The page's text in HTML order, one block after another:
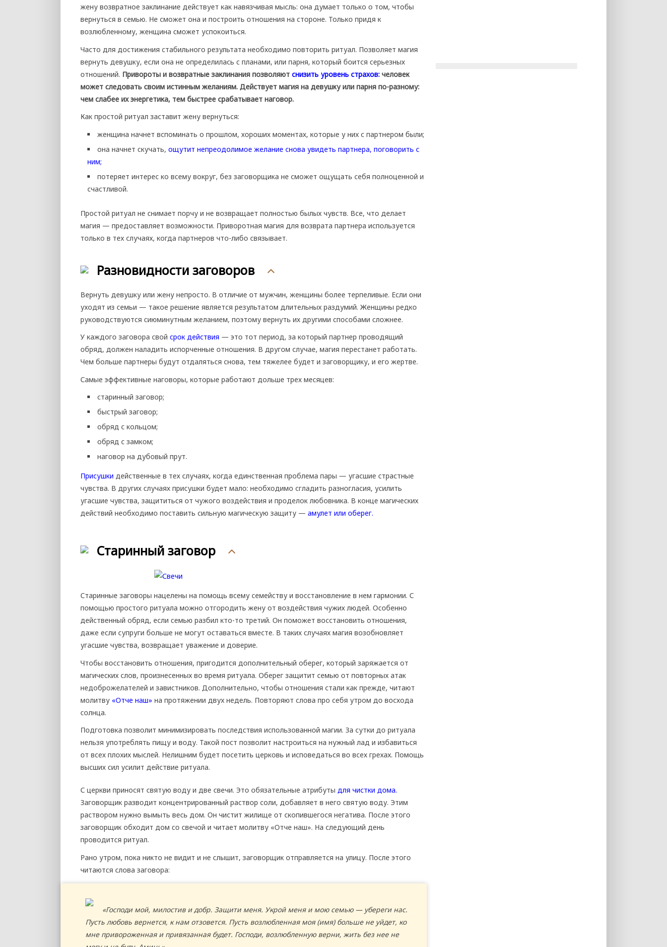
жену возвратное заклинание действует как навязчивая мысль: она думает только о том, чтобы
вернуться в семью. Не сможет она и построить отношения на стороне. Только придя к
возлюбленному, женщина сможет успокоиться.
Часто для достижения стабильного результата необходимо повторить ритуал. Позволяет магия
вернуть девушку, если она не определилась с планами, или парня, который боится серьезных
отношений. Привороты и возвратные заклинания позволяют снизить уровень страхов: человек
может следовать своим истинным желаниям. Действует магия на девушку или парня по-разному:
чем слабее их энергетика, тем быстрее срабатывает наговор.
Как простой ритуал заставит жену вернуться:
женщина начнет вспоминать о прошлом, хороших моментах, которые у них с партнером были;
она начнет скучать, ощутит непреодолимое желание снова увидеть партнера, поговорить с
ним;
потеряет интерес ко всему вокруг, без заговорщика не сможет ощущать себя полноценной и
счастливой.
Простой ритуал не снимает порчу и не возвращает полностью былых чувств. Все, что делает
магия — предоставляет возможности. Приворотная магия для возврата партнера используется
только в тех случаях, когда партнеров что-либо связывает.
Разновидности заговоров
Вернуть девушку или жену непросто. В отличие от мужчин, женщины более терпеливые. Если они
уходят из семьи — такое решение является результатом длительных раздумий. Женщины редко
руководствуются сиюминутным желанием, поэтому вернуть их другими способами сложнее.
У каждого заговора свой срок действия — это тот период, за который партнер проводящий
обряд, должен наладить испорченные отношения. В другом случае, магия перестанет работать.
Чем больше партнеры будут отдаляться снова, тем тяжелее будет и заговорщику, и его жертве.
Самые эффективные наговоры, которые работают дольше трех месяцев:
старинный заговор;
быстрый заговор;
обряд с кольцом;
обряд с замком;
наговор на дубовый прут.
Присушки действенные в тех случаях, когда единственная проблема пары — угасшие страстные
чувства. В других случаях присушки будет мало: необходимо сгладить разногласия, усилить
угасшие чувства, защититься от чужого воздействия и проделок любовника. В конце магических
действий необходимо поставить сильную магическую защиту — амулет или оберег.
Старинный заговор
Старинные заговоры нацелены на помощь всему семейству и восстановление в нем гармонии. С
помощью простого ритуала можно отгородить жену от воздействия чужих людей. Особенно
действенный обряд, если семью разбил кто-то третий. Он поможет восстановить отношения,
даже если супруги больше не могут оставаться вместе. В таких случаях магия возобновляет
угасшие чувства, возвращает уважение и доверие.
Чтобы восстановить отношения, пригодится дополнительный оберег, который заряжается от
магических слов, произнесенных во время ритуала. Оберег защитит семью от повторных атак
недоброжелателей и завистников. Дополнительно, чтобы отношения стали как прежде, читают
молитву «Отче наш» на протяжении двух недель. Повторяют слова про себя утром до восхода
солнца.
Подготовка позволит минимизировать последствия использованной магии. За сутки до ритуала
нельзя употреблять пищу и воду. Такой пост позволит настроиться на нужный лад и избавиться
от всех плохих мыслей. Нелишним будет посетить церковь и исповедаться во всех грехах. Помощь
высших сил усилит действие ритуала.
С церкви приносят святую воду и две свечи. Это обязательные атрибуты для чистки дома.
Заговорщик разводит концентрированный раствор соли, добавляет в него святую воду. Этим
раствором нужно вымыть весь дом. Он чистит жилище от скопившегося негатива. После этого
заговорщик обходит дом со свечой и читает молитву «Отче наш». На следующий день
проводится ритуал.
Рано утром, пока никто не видит и не слышит, заговорщик отправляется на улицу. После этого
читаются слова заговора:
«Господи мой, милостив и добр. Защити меня. Укрой меня и мою семью — убереги нас.
Пусть любовь вернется, к нам отзовется. Пусть возлюбленная моя (имя) больше не уйдет, ко
мне привороженная и привязанная будет. Господи, возлюбленную верни, жить без нее не